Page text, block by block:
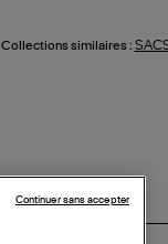
Collections similaires :
Continuer sans accepter